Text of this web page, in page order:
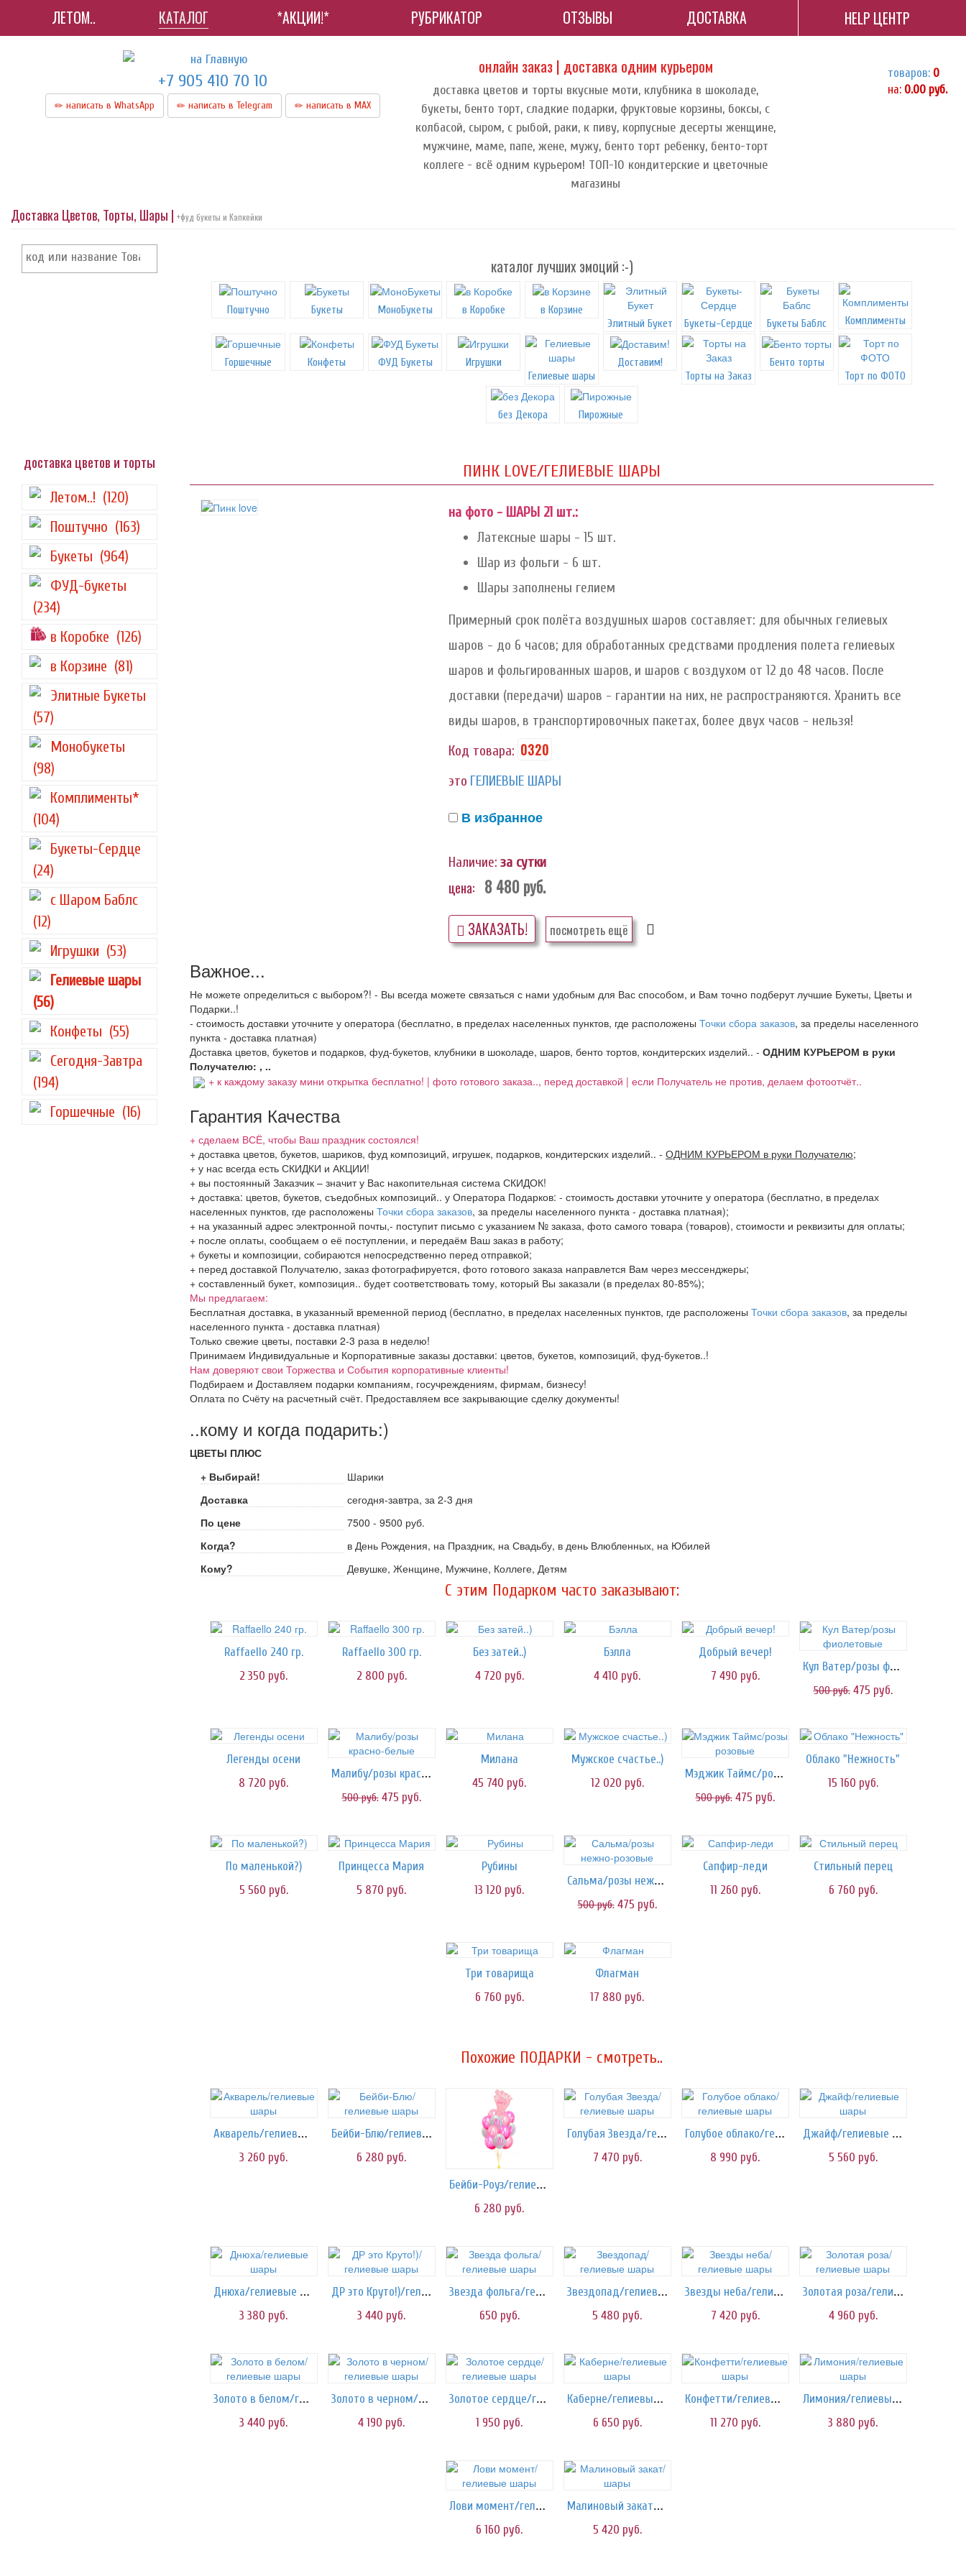
ЛЕТОМ.. КАТАЛОГ *АКЦИИ!* РУБРИКАТОР ОТЗЫВЫ ДОСТАВКА HELP ЦЕНТР
+7 905 410 70 10
написать в WhatsApp написать в Telegram написать в МАХ
онлайн заказ | доставка одним курьером
доставка цветов и торты вкусные моти, клубника в шоколаде,
букеты, бенто торт, сладкие подарки, фруктовые корзины, боксы, с
колбасой, сыром, с рыбой, раки, к пиву, корпусные десерты женщине,
мужчине, маме, папе, жене, мужу, бенто торт ребенку, бенто-торт
коллеге - всё одним курьером! ТОП-10 кондитерские и цветочные
магазины
товаров: 0
на: 0.00 руб.
Доставка Цветов, Торты, Шары | +фуд букеты и Капкейки
каталог лучших эмоций :-)
Поштучно Букеты МоноБукеты в Коробке
в Корзине
Элитный Букет
Букеты-Сердце Букеты Баблс Комплименты
Горшечные Конфеты ФУД Букеты
Игрушки
Гелиевые шары
Доставим!
Торты на Заказ
Бенто торты
Торт по ФОТО
без Декора Пирожные
доставка цветов и торты
Летом..! (120)
Поштучно (163)
Букеты (964)
ФУД-букеты
(234)
в Коробке (126)
в Корзине (81)
Элитные Букеты
(57)
Монобукеты
(98)
Комплименты*
(104)
Букеты-Сердце
(24)
с Шаром Баблс
(12)
Игрушки (53)
Гелиевые шары
(56)
Конфеты (55)
Сегодня-Завтра
(194)
Горшечные (16)
ПИНК LOVE/ГЕЛИЕВЫЕ ШАРЫ
на фото - ШАРЫ 21 шт.:
Латексные шары - 15 шт.
Шар из фольги - 6 шт.
Шары заполнены гелием
Примерный срок полёта воздушных шаров составляет: для обычных гелиевых
шаров - до 6 часов; для обработанных средствами продления полета гелиевых
шаров и фольгированных шаров, и шаров с воздухом от 12 до 48 часов. После
доставки (передачи) шаров - гарантии на них, не распространяются. Хранить все
виды шаров, в транспортировочных пакетах, более двух часов - нельзя!
Код товара: 0320
это ГЕЛИЕВЫЕ ШАРЫ
В избранное
Наличие: за сутки
цена: 8 480руб.
ЗАКАЗАТЬ! посмотреть ещё
Важное...
Не можете определиться с выбором?! - Вы всегда можете связаться с нами удобным для Вас способом, и Вам точно подберут лучшие Букеты, Цветы и
Подарки..!
- стоимость доставки уточните у оператора (бесплатно, в пределах населенных пунктов, где расположены Точки сбора заказов, за пределы населенного
пункта - доставка платная)
Доставка цветов, букетов и подарков, фуд-букетов, клубники в шоколаде, шаров, бенто тортов, кондитерских изделий.. - ОДНИМ КУРЬЕРОМ в руки
Получателю: , ..
+ к каждому заказу мини открытка бесплатно! | фото готового заказа.., перед доставкой | если Получатель не против, делаем фотоотчёт..
Гарантия Качества
+ сделаем ВСЁ, чтобы Ваш праздник состоялся!
+ доставка цветов, букетов, шариков, фуд композиций, игрушек, подарков, кондитерских изделий.. - ОДНИМ КУРЬЕРОМ в руки Получателю;
+ у нас всегда есть СКИДКИ и АКЦИИ!
+ вы постоянный Заказчик – значит у Вас накопительная система СКИДОК!
+ доставка: цветов, букетов, съедобных композиций.. у Оператора Подарков: - стоимость доставки уточните у оператора (бесплатно, в пределах
населенных пунктов, где расположены Точки сбора заказов, за пределы населенного пункта - доставка платная);
+ на указанный адрес электронной почты,- поступит письмо с указанием № заказа, фото самого товара (товаров), стоимости и реквизиты для оплаты;
+ после оплаты, сообщаем о её поступлении, и передаём Ваш заказ в работу;
+ букеты и композиции, собираются непосредственно перед отправкой;
+ перед доставкой Получателю, заказ фотографируется, фото готового заказа направлется Вам через мессенджеры;
+ составленный букет, композиция.. будет соответствовать тому, который Вы заказали (в пределах 80-85%);
Мы предлагаем:
Бесплатная доставка, в указанный временной период (бесплатно, в пределах населенных пунктов, где расположены Точки сбора заказов, за пределы
населенного пункта - доставка платная)
Только свежие цветы, поставки 2-3 раза в неделю!
Принимаем Индивидуальные и Корпоративные заказы доставки: цветов, букетов, композиций, фуд-букетов..!
Нам доверяют свои Торжества и События корпоративные клиенты!
Подбираем и Доставляем подарки компаниям, госучреждениям, фирмам, бизнесу!
Оплата по Счёту на расчетный счёт. Предоставляем все закрывающие сделку документы!
..кому и когда подарить:)
ЦВЕТЫ ПЛЮС
+ Выбирай!
Шарики
Доставка
сегодня-завтра, за 2-3 дня
По цене
7500 - 9500 руб.
Когда?
в День Рождения, на Праздник, на Свадьбу, в день Влюбленных, на Юбилей
Кому?
Девушке, Женщине, Мужчине, Коллеге, Детям
C этим Подарком часто заказывают:
Raffaello 240 гр.
2 350 руб.
Raffaello 300 гр.
2 800 руб.
Без затей..)
4 720 руб.
Бэлла
4 410 руб.
Добрый вечер!
7 490 руб.
Кул Ватер/розы фиолетовые
500руб. 475 руб.
Легенды осени
8 720 руб.
Малибу/розы красно-белые
500руб. 475 руб.
Милана
45 740 руб.
Мужское счастье..)
12 020 руб.
Мэджик Таймс/розы розовые
500руб. 475 руб.
Облако "Нежность"
15 160 руб.
По маленькой?)
5 560 руб.
Принцесса Мария
5 870 руб.
Рубины
13 120 руб.
Сальма/розы нежно-розовые
500руб. 475 руб.
Сапфир-леди
11 260 руб.
Стильный перец
6 760 руб.
Три товарища
6 760 руб.
Флагман
17 880 руб.
Похожие ПОДАРКИ - смотреть..
Акварель/гелиевые шары
3 260 руб.
Бейби-Блю/гелиевые шары
6 280 руб.
Бейби-Роуз/гелиевые шары
6 280 руб.
Голубая Звезда/гелиевые шары
7 470 руб.
Голубое облако/гелиевые шары
8 990 руб.
Джайф/гелиевые шары
5 560 руб.
Днюха/гелиевые шары
3 380 руб.
ДР это Круто!)/гелиевые шары
3 440 руб.
Звезда фольга/гелиевые шары
650 руб.
Звездопад/гелиевые шары
5 480 руб.
Звезды неба/гелиевые шары
7 420 руб.
Золотая роза/гелиевые шары
4 960 руб.
Золото в белом/гелиевые шары
3 440 руб.
Золото в черном/гелиевые шары
4 190 руб.
Золотое сердце/гелиевые шары
1 950 руб.
Каберне/гелиевые шары
6 650 руб.
Конфетти/гелиевые шары
11 270 руб.
Лимония/гелиевые шары
3 880 руб.
Лови момент/гелиевые шары
6 160 руб.
Малиновый закат/шары
5 420 руб.